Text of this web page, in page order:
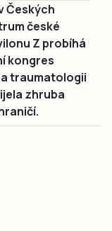
Českých
české
Z probíhá
kongres
traumatologii
zhruba